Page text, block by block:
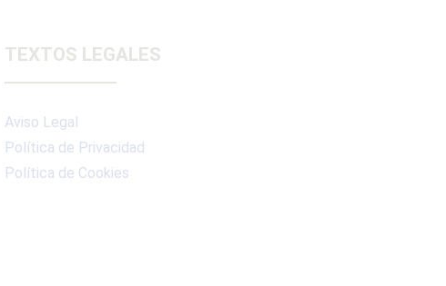
TEXTOS LEGALES
Aviso Legal
Política de Privacidad
Política de Cookies